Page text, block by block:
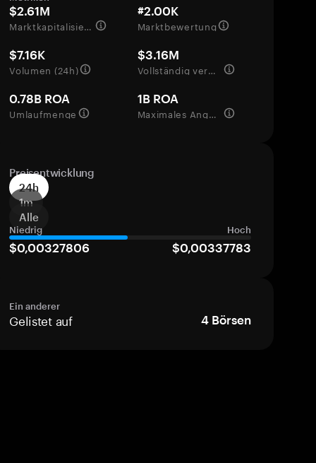
$2.61M
Marktkapitalisierung
#2.00K
Marktbewertung
$7.16K
Volumen (24h)
$3.16M
Vollständig verwässerte Bewertung
0.78B ROA
Umlaufmenge
1B ROA
Maximales Angebot
Preisentwicklung
24h
1m
Alle
Niedrig Hoch
$0,00327806 $0,00337783
Ein anderer
Gelistet auf 4 Börsen